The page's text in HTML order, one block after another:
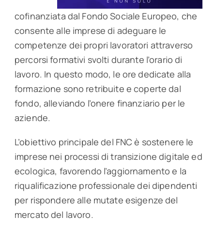
cofinanziata dal Fondo Sociale Europeo, che
consente alle imprese di adeguare le
competenze dei propri lavoratori attraverso
percorsi formativi svolti durante l’orario di
lavoro. In questo modo, le ore dedicate alla
formazione sono retribuite e coperte dal
fondo, alleviando l’onere finanziario per le
aziende.
L’obiettivo principale del FNC è sostenere le
imprese nei processi di transizione digitale ed
ecologica, favorendo l’aggiornamento e la
riqualificazione professionale dei dipendenti
per rispondere alle mutate esigenze del
mercato del lavoro.